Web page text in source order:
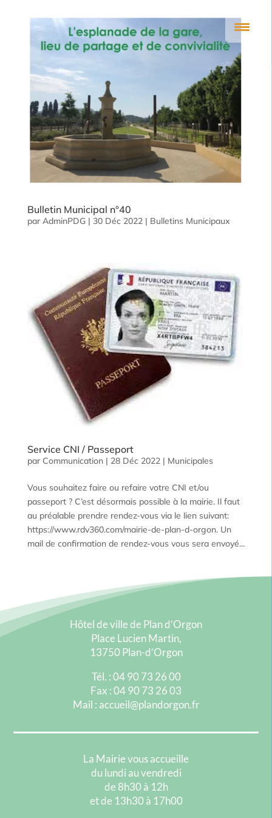
Bulletin Municipal n°40
par AdminPDG| 30 Déc 2022| Bulletins Municipaux
Service CNI / Passeport
par Communication| 28 Déc 2022| Municipales
Vous souhaitez faire ou refaire votre CNI et/ou
passeport ? C’est désormais possible à la mairie. Il faut
au préalable prendre rendez-vous via le lien suivant:
https://www.rdv360.com/mairie-de-plan-d-orgon. Un
mail de confirmation de rendez-vous vous sera envoyé...
Hôtel de ville de Plan d’Orgon
Place Lucien Martin,
13750 Plan-d’Orgon
Tél. : 04 90 73 26 00
Fax : 04 90 73 26 03
Mail : accueil@plandorgon.fr
La Mairie vous accueille
du lundi au vendredi
de 8h30 à 12h
et de 13h30 à 17h00